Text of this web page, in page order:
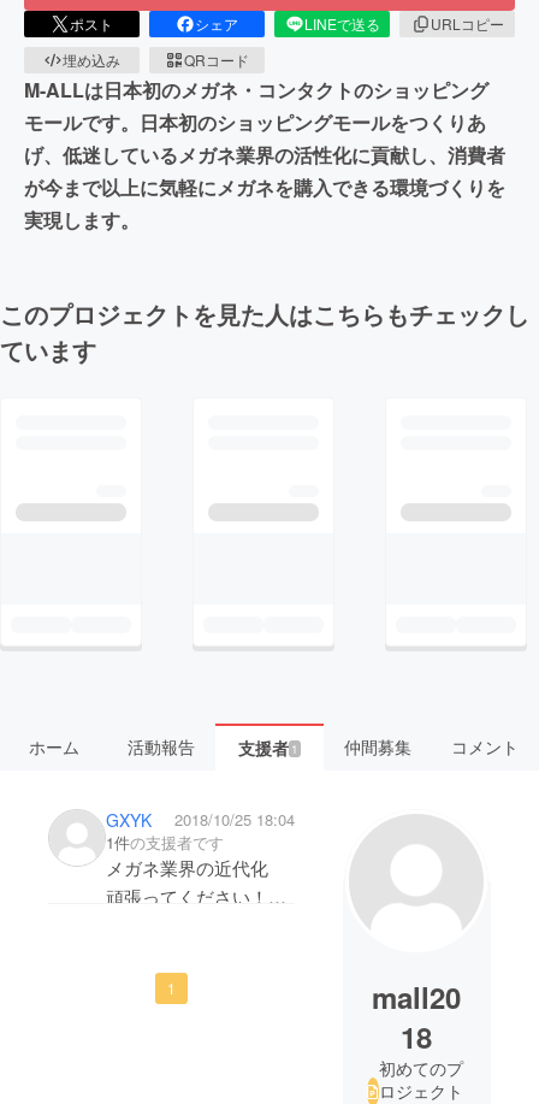
ポスト シェア LINEで送る
URLコピー
埋め込み
QRコード
M-ALLは日本初のメガネ・コンタクトのショッピング
モールです。日本初のショッピングモールをつくりあ
げ、低迷しているメガネ業界の活性化に貢献し、消費者
が今まで以上に気軽にメガネを購入できる環境づくりを
実現します。
このプロジェクトを見た人はこちらもチェックし
ています
ホーム 活動報告 支援者 1 仲間募集 コメント
GXYK
2018/10/25 18:04
1件の支援者です
メガネ業界の近代化
頑張ってください！日
う応援させていただき
ます。
1
mall20
18
初めてのプ
ロジェクト